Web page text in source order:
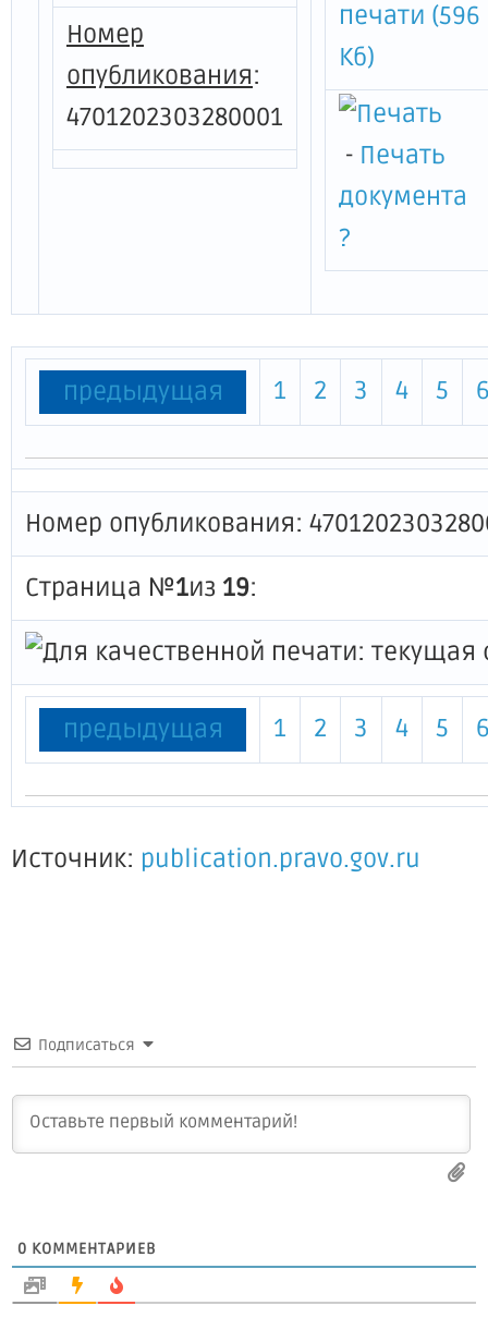
Номер
опубликования:
4701202303280001
печати (596
Кб)
- Печать
документа
?
предыдущая 1 2 3 4 5
Номер опубликования:
Страница №1из 19:
предыдущая 1 2 3 4 5
Источник: publication.pravo.gov.ru
Подписаться
0 КОММЕНТАРИЕВ